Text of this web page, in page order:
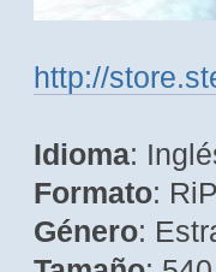
http://
Idioma:
Formato:
Género: